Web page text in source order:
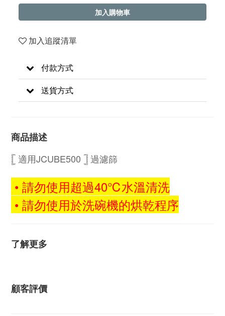
加入購物車
加入追蹤清單
付款方式
送貨方式
商品描述
𓊈 適用JCUBE500 𓊉過濾篩
• 請勿使用超過40℃水溫清洗
• 請勿使用於洗碗機的烘乾程序
了解更多
顧客評價